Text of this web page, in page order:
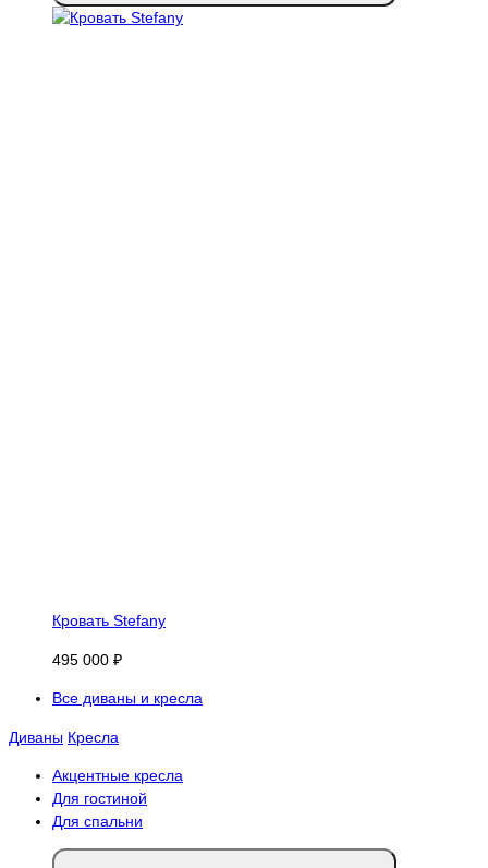
Кровать Stefany
495 000 ₽
Все диваны и кресла
Диваны Кресла
Акцентные кресла
Для гостиной
Для спальни